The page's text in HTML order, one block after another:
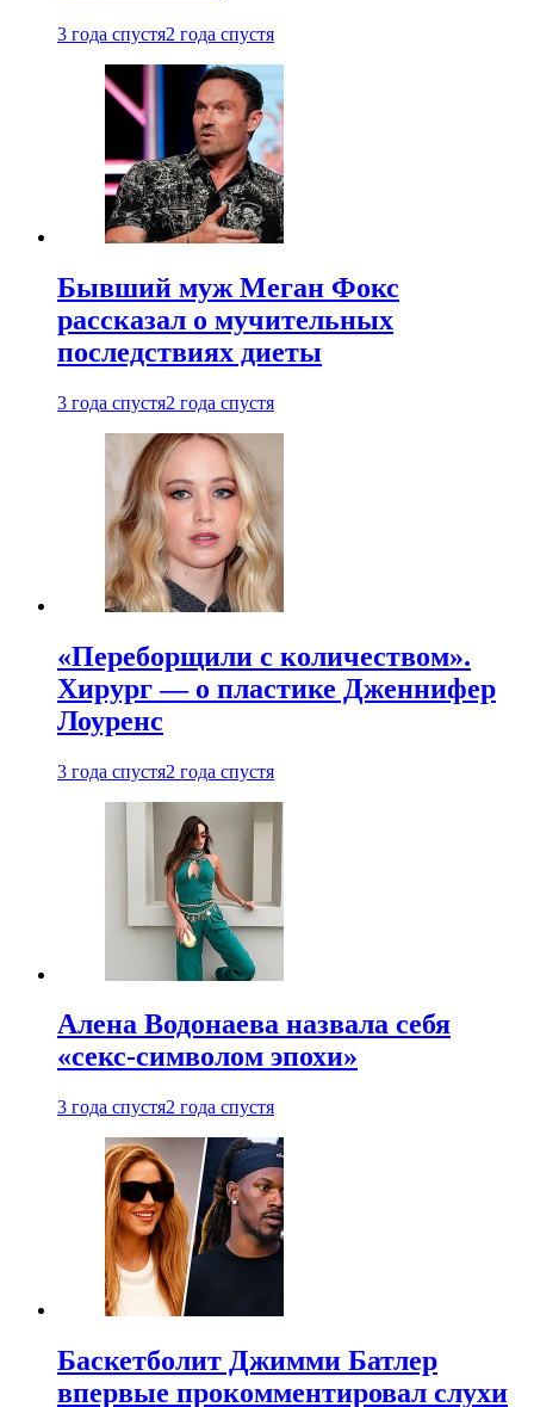
3 года спустя2 года спустя
Бывший муж Меган Фокс
рассказал о мучительных
последствиях диеты
3 года спустя2 года спустя
«Переборщили с количеством».
Хирург — о пластике Дженнифер
Лоуренс
3 года спустя2 года спустя
Алена Водонаева назвала себя
«секс-символом эпохи»
3 года спустя2 года спустя
Баскетболит Джимми Батлер
впервые прокомментировал слухи